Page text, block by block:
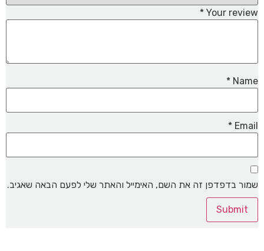
Your review
*
Name
*
Email
*
שמור בדפדפן זה את השם, האימייל והאתר שלי לפעם הבאה שאגיב.